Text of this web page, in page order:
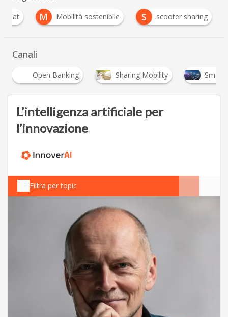
Eat M Mobilità sostenibile S scooter sharing
Canali
Sharing Mobility Smart City Smart
L’intelligenza artificiale per
l’innovazione
Filtra per topic